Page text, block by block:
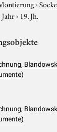
›
Jahr› 19. Jh.